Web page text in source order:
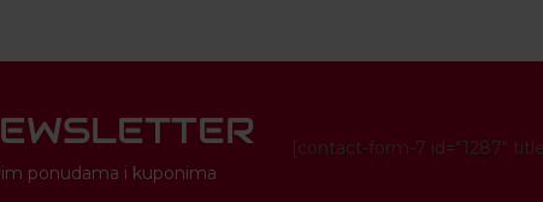
ponudama i kuponima
[contact-form-7 id="1287"